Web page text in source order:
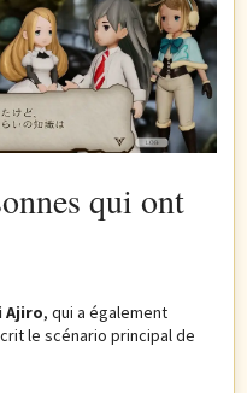
qui ont
Ajiro, qui a également
le scénario principal de